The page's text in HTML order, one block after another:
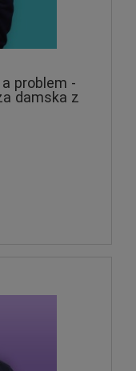
problem -
damska z